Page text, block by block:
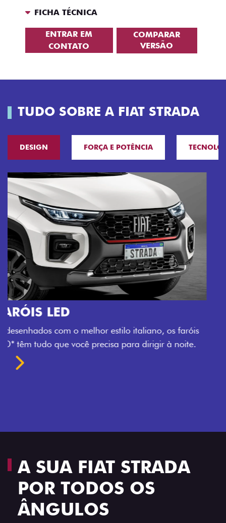
FICHA TÉCNICA
ENTRAR EM
CONTATO
COMPARAR
VERSÃO
TUDO SOBRE A FIAT STRADA
DESIGN FORÇA E POTÊNCIA
O VERDADEIRO 5 LUGARES E 4
PORTAS
Todo mundo pode viajar confortável na Fiat Strada,
que conta com cabine dupla de 5 lugares e 4 portas.
A SUA FIAT STRADA
POR TODOS OS
ÂNGULOS